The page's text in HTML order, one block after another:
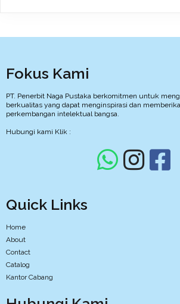
Fokus Kami
PT. Penerbit Naga Pustaka berkomitmen untuk
berkualitas yang dapat menginspirasi dan
perkembangan intelektual bangsa.
Hubungi kami Klik :
Quick Links
Home
About
Contact
Catalog
Kantor Cabang